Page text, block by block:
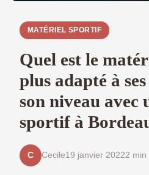
MATÉRIEL SPORTIF
Quel est le
plus adapté à
son niveau avec
sportif à
C Cecile19 janvier 20222 min